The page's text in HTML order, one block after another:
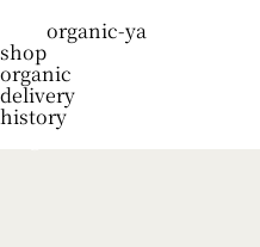
organic-ya
shop
organic
delivery
history